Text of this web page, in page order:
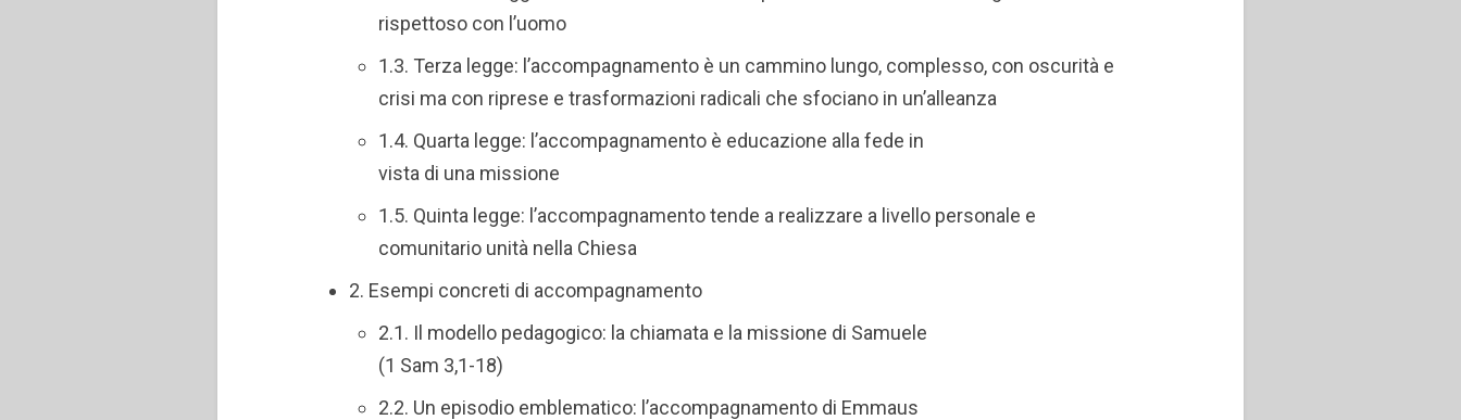
rispettoso con l’uomo
1.3. Terza legge: l’accompagnamento è un cammino lungo, complesso, con oscurità e
crisi ma con riprese e trasformazioni radicali che sfociano in un’alleanza
1.4. Quarta legge: l’accompagnamento è educazione alla fede in
vista di una missione
1.5. Quinta legge: l’accompagnamento tende a realizzare a livello personale e
comunitario unità nella Chiesa
2. Esempi concreti di accompagnamento
2.1. Il modello pedagogico: la chiamata e la missione di Samuele
(1 Sam 3,1-18)
2.2. Un episodio emblematico: l’accompagnamento di Emmaus